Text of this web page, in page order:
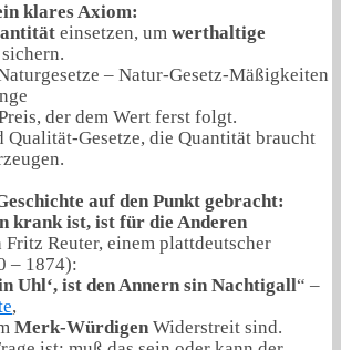
klares Axiom:
einsetzen, um werthaltige
– Natur-Gesetz-Mäßigkeiten
der dem Wert ferst folgt.
Qualität-Gesetze, die Quantität braucht
auf den Punkt gebracht:
krank ist, ist für die Anderen
Fritz Reuter, einem plattdeutscher
– 1874):
Uhl‘, ist den Annern sin Nachtigall“ –
,
Merk-Würdigen Widerstreit sind.